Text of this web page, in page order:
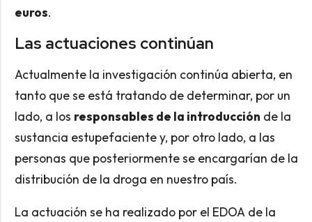
euros.
Las actuaciones continúan
Actualmente la investigación continúa abierta, en
tanto que se está tratando de determinar, por un
lado, a los responsables de la introducción de la
sustancia estupefaciente y, por otro lado, a las
personas que posteriormente se encargarían de la
distribución de la droga en nuestro país.
La actuación se ha realizado por el EDOA de la